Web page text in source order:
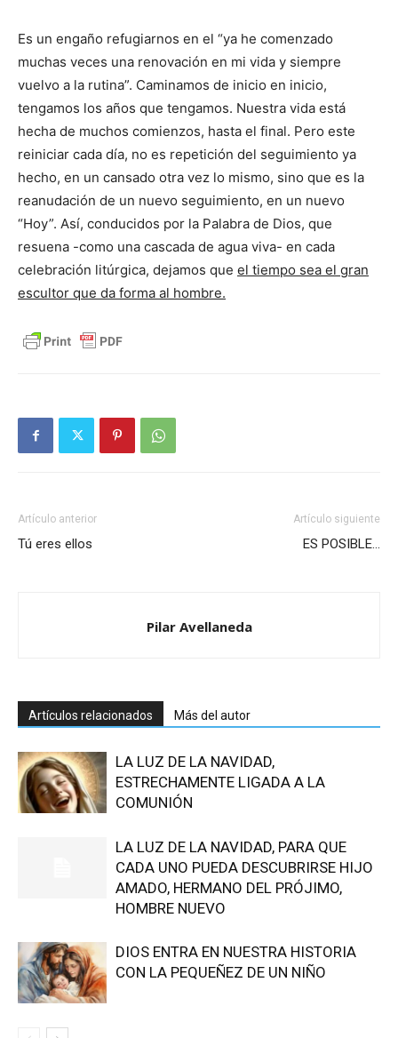
Es un engaño refugiarnos en el “ya he comenzado
muchas veces una renovación en mi vida y siempre
vuelvo a la rutina”. Caminamos de inicio en inicio,
tengamos los años que tengamos. Nuestra vida está
hecha de muchos comienzos, hasta el final. Pero este
reiniciar cada día, no es repetición del seguimiento ya
hecho, en un cansado otra vez lo mismo, sino que es la
reanudación de un nuevo seguimiento, en un nuevo
“Hoy”. Así, conducidos por la Palabra de Dios, que
resuena -como una cascada de agua viva- en cada
celebración litúrgica, dejamos que el tiempo sea el gran
escultor que da forma al hombre.
Artículo anterior
Tú eres ellos
Artículo siguiente
ES POSIBLE…
Pilar Avellaneda
Artículos relacionados Más del autor
LA LUZ DE LA NAVIDAD,
ESTRECHAMENTE LIGADA A LA
COMUNIÓN
LA LUZ DE LA NAVIDAD, PARA QUE
CADA UNO PUEDA DESCUBRIRSE HIJO
AMADO, HERMANO DEL PRÓJIMO,
HOMBRE NUEVO
DIOS ENTRA EN NUESTRA HISTORIA
CON LA PEQUEÑEZ DE UN NIÑO